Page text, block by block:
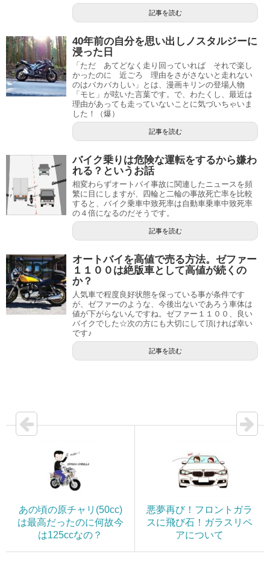
記事を読む
40年前の自分を思い出しノスタルジーに
浸った日
「ただ あてどなく走り回っていれば それで楽し
かったのに 近ごろ 理由をさがさないと走れない
のはバカバカしい」とは、漫画キリンの登場人物
「モヒ」が呟いた言葉です。で、わたくし、最近は
理由があっても走っていないことに気づいちゃいま
した！（爆）
記事を読む
バイク乗りは危険な運転をするから嫌わ
れる？というお話
相変わらずオートバイ事故に関連したニュースを頻
繁に目にしますが、四輪と二輪の事故死亡率を比較
すると、バイク乗車中致死率は自動車乗車中致死率
の４倍になるのだそうです。
記事を読む
オートバイを高値で売る方法。ゼファー
１１００は絶版車として高値が続くの
か？
人気車で程度良好状態を保っている事が条件です
が、ゼファーのような、今後出ないであろう車体は
値が下がらないんですね。ゼファー１１００、良い
バイクでした☆次の方にも大切にして頂ければ幸い
です♪
記事を読む
あの頃の原チャリ(50cc)
は最高だったのに何故今
は125ccなの？
悪夢再び！フロントガラ
スに飛び石！ガラスリペ
アについて